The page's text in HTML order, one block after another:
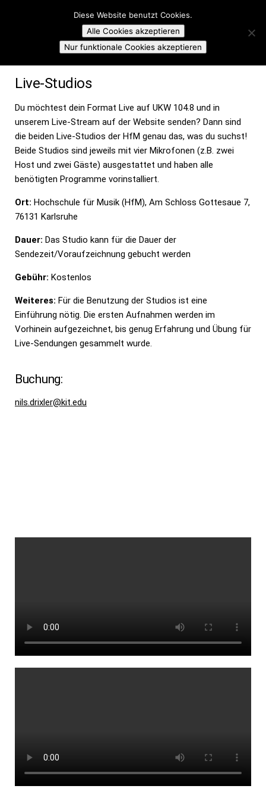
Skip to content
Campusradio Karlsruhe
LIVE-STUDIOS
Live-Studios
Du möchtest dein Format Live auf UKW 104.8 und in
unserem Live-Stream auf der Website senden? Dann sind
die beiden Live-Studios der HfM genau das, was du suchst!
Beide Studios sind jeweils mit vier Mikrofonen (z.B. zwei
Host und zwei Gäste) ausgestattet und haben alle
benötigten Programme vorinstalliert.
Ort: Hochschule für Musik (HfM), Am Schloss Gottesaue 7,
76131 Karlsruhe
Dauer: Das Studio kann für die Dauer der
Sendezeit/Voraufzeichnung gebucht werden
Gebühr: Kostenlos
Weiteres: Für die Benutzung der Studios ist eine
Einführung nötig. Die ersten Aufnahmen werden im
Vorhinein aufgezeichnet, bis genug Erfahrung und Übung für
Live-Sendungen gesammelt wurde.
Buchung:
nils.drixler@kit.edu
Diese Website benutzt Cookies.
Alle Cookies akzeptieren
Nur funktionale Cookies akzeptieren